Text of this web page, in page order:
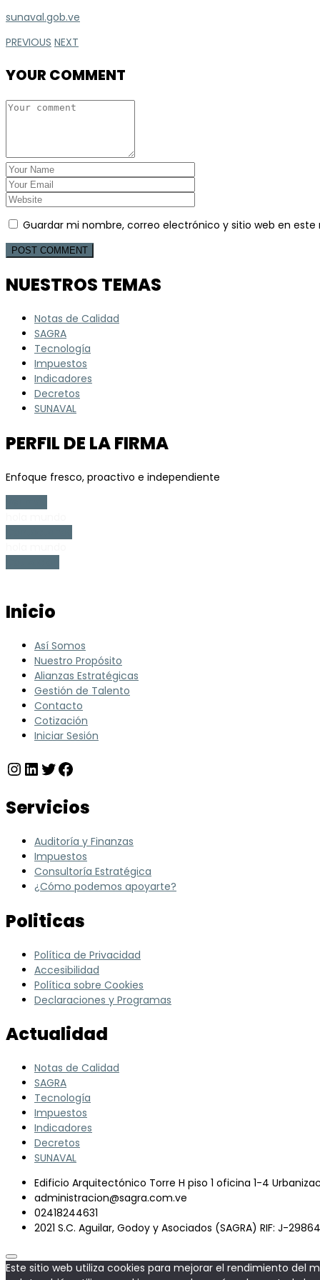
sunaval.gob.ve
PREVIOUS NEXT
YOUR COMMENT
Guardar mi nombre, correo electrónico y sitio web en
NUESTROS TEMAS
Notas de Calidad
SAGRA
Tecnología
Impuestos
Indicadores
Decretos
SUNAVAL
PERFIL DE LA FIRMA
Enfoque fresco, proactivo e independiente
Inicio
Así Somos
Nuestro Propósito
Alianzas Estratégicas
Gestión de Talento
Contacto
Cotización
Iniciar Sesión
Instagram
LinkedIn
Twitter
Facebook
Servicios
Auditoría y Finanzas
Impuestos
Consultoría Estratégica
¿Cómo podemos apoyarte?
Politicas
Política de Privacidad
Accesibilidad
Política sobre Cookies
Declaraciones y Programas
Actualidad
Notas de Calidad
SAGRA
Tecnología
Impuestos
Indicadores
Decretos
SUNAVAL
Edificio Arquitectónico Torre H piso 1 oficina 1-4
administracion@sagra.com.ve
02418244631
2021 S.C. Aguilar, Godoy y Asociados (SAGRA) RIF: J-
Este sitio web utiliza cookies para mejorar el rendimiento del